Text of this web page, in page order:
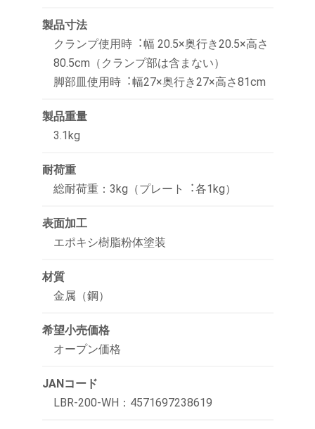
製品寸法
クランプ使用時︓幅 20.5×奥行き20.5×高さ
80.5cm（クランプ部は含まない）
脚部皿使用時︓幅27×奥行き27×高さ81cm
製品重量
3.1kg
耐荷重
総耐荷重：3kg（プレート︓各1kg）
表面加工
エポキシ樹脂粉体塗装
材質
金属（鋼）
希望小売価格
オープン価格
JANコード
LBR-200-WH：4571697238619